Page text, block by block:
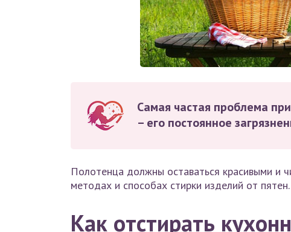
Самая частая проблема
– его постоянное
Полотенца должны оставаться красивыми и
методах и способах стирки изделий от пятен.
Как отстирать